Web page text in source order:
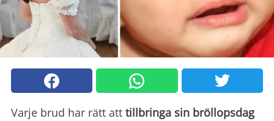
Varje brud har rätt att tillbringa sin bröllopsdag